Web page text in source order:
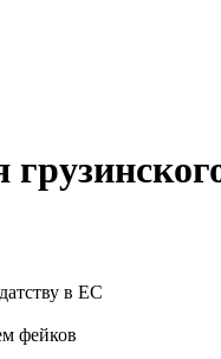
фейков